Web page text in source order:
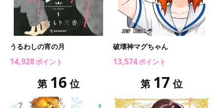
うるわしの宵の月
14,928ポイント
破壊神マグちゃん
13,574ポイント
第 16 位 第 17 位